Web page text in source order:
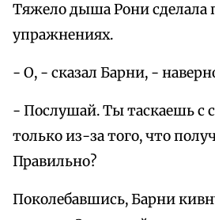
Тяжело дыша Рони сделала
упражнениях.
- О, - сказал Барни, -
- Послушай. Ты таскаешь с
только из-за того, что
Правильно?
Поколебавшись, Барни